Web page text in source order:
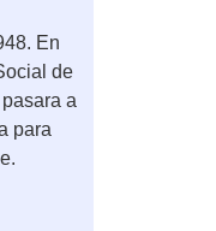
En
de
a
para